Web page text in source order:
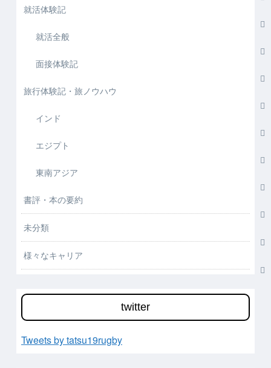
就活体験記
就活全般
面接体験記
旅行体験記・旅ノウハウ
インド
エジプト
東南アジア
書評・本の要約
未分類
様々なキャリア
twitter
Tweets by tatsu19rugby